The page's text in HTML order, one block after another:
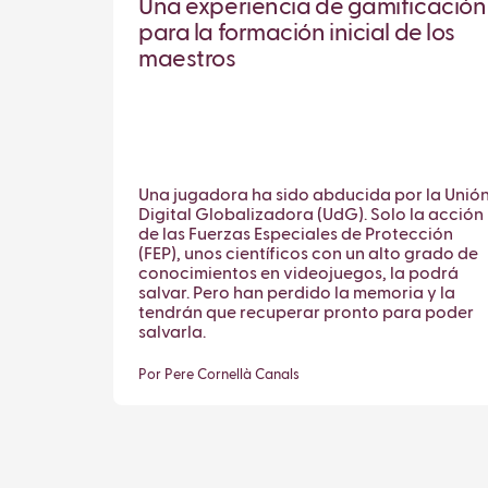
Una experiencia de gamificación
para la formación inicial de los
maestros
Una jugadora ha sido abducida por la
Digital Globalizadora (UdG). Solo la acción
de las Fuerzas Especiales de Protección
(FEP), unos científicos con un alto grado de
conocimientos en videojuegos, la podrá
salvar. Pero han perdido la memoria y la
tendrán que recuperar pronto para poder
salvarla.
Por Pere Cornellà Canals